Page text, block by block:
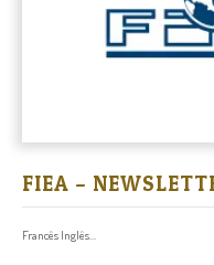
FIEA –
Francês Inglês...